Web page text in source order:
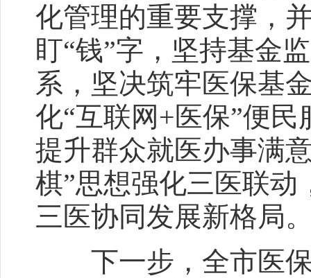
化管理的重要支撑，
盯“钱”字，坚持基金
系，坚决筑牢医保基
化“互联网+医保”便
提升群众就医办事满
棋”思想强化三医联
三医协同发展新格局
下一步，全市医保